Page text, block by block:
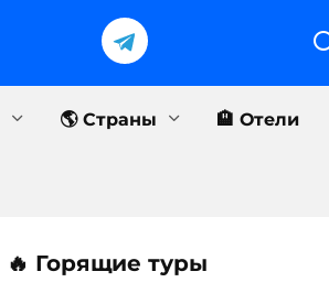
🌎 Страны 🏨 Отели
🔥 Горящие туры